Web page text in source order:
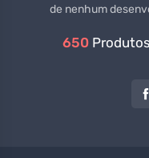
de nenhum
650 Produtos